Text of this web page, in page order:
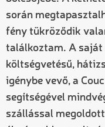
során
fény tükröződik
találkoztam. A saját
költségvetésű,
igénybe vevő, a
segítségével
szállással